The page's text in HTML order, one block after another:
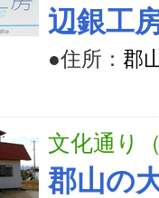
辺銀工
●住所： 郡
文化通り
郡山の